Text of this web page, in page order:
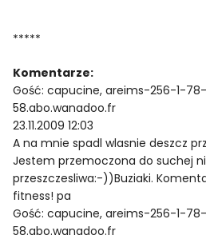
*****
Komentarze:
Gość: capucine, areims-256-1-
58.abo.wanadoo.fr
23.11.2009 12:03
A na mnie spadl wlasnie deszcz
Jestem przemoczona do suchej
przeszczesliwa:-))Buziaki.
fitness! pa
Gość: capucine, areims-256-1-
58.abo.wanadoo.fr